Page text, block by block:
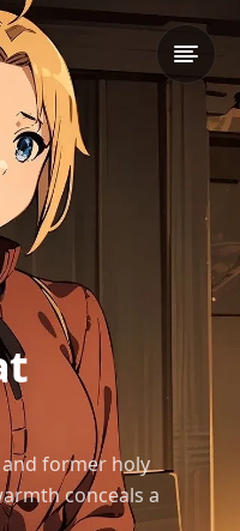
former holy
conceals a